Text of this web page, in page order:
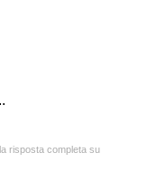
risposta completa su